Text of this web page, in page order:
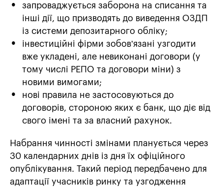
запроваджується заборона на списання та
інші дії, що призводять до виведення ОЗДП
із системи депозитарного обліку;
інвестиційні фірми зобов’язані узгодити
вже укладені, але невиконані договори (у
тому числі РЕПО та договори міни) з
новими вимогами;
нові правила не застосовуються до
договорів, стороною яких є банк, що діє від
свого імені та за власний рахунок.
Набрання чинності змінами планується через
30 календарних днів із дня їх офіційного
опублікування. Такий період передбачено для
адаптації учасників ринку та узгодження